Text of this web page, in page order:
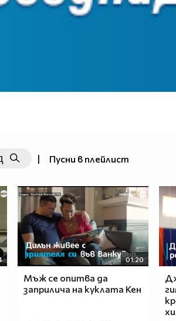
| Пусни в плейлист
01:20
Мъж се опитва да
заприлича на куклата Кен